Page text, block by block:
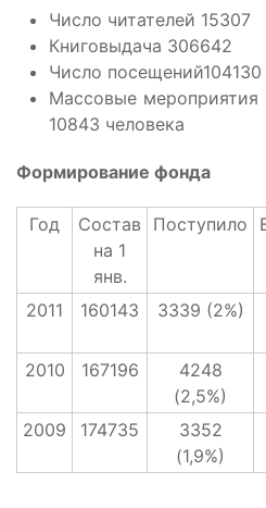
Число читателей 15307
Книговыдача 306642
Число посещений104130
Массовые мероприятия
10843 человека
Формирование фонда
Год
Состав
на 1
янв.
Поступило
2011 160143 3339 (2%)
2010 167196
4248
(2,5%)
2009 174735
3352
(1,9%)